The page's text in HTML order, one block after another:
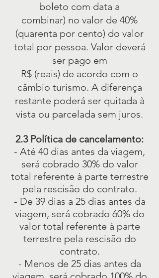
boleto com data a
combinar) no valor de 40%
(quarenta por cento) do valor
total por pessoa. Valor deverá
ser pago em
R$ (reais) de acordo com o
câmbio turismo. A diferença
restante poderá ser quitada à
vista ou parcelada sem juros.
2.3 Política de cancelamento:
- Até 40 dias antes da viagem,
será cobrado 30% do valor
total referente à parte terrestre
pela rescisão do contrato.
- De 39 dias a 25 dias antes da
viagem, será cobrado 60% do
valor total referente à parte
terrestre pela rescisão do
contrato.
- Menos de 25 dias antes da